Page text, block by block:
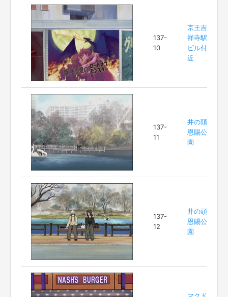
137-
10
京王吉
祥寺駅
ビル付
近
137-
11
井の頭
恩賜公
園
137-
12
井の頭
恩賜公
園